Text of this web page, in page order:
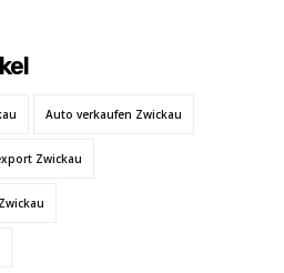
Auto verkaufen Zwickau
Zwickau